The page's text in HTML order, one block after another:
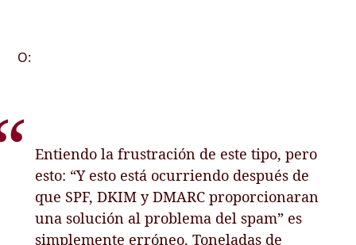
O:
Entiendo la frustración de este tipo, pero
esto: “Y esto está ocurriendo después de
que SPF, DKIM y DMARC proporcionaran
una solución al problema del spam” es
simplemente erróneo. Toneladas de